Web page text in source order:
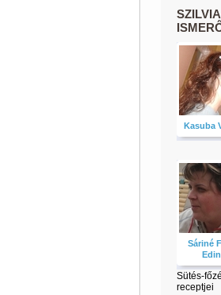
SZILVIA
Kasuba
Sáriné
Sütés-
receptjei